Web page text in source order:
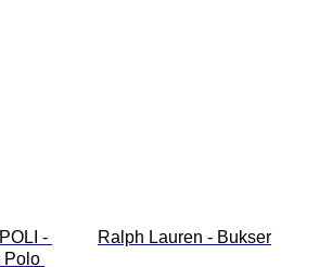
-
Polo
Ralph Lauren - Bukser